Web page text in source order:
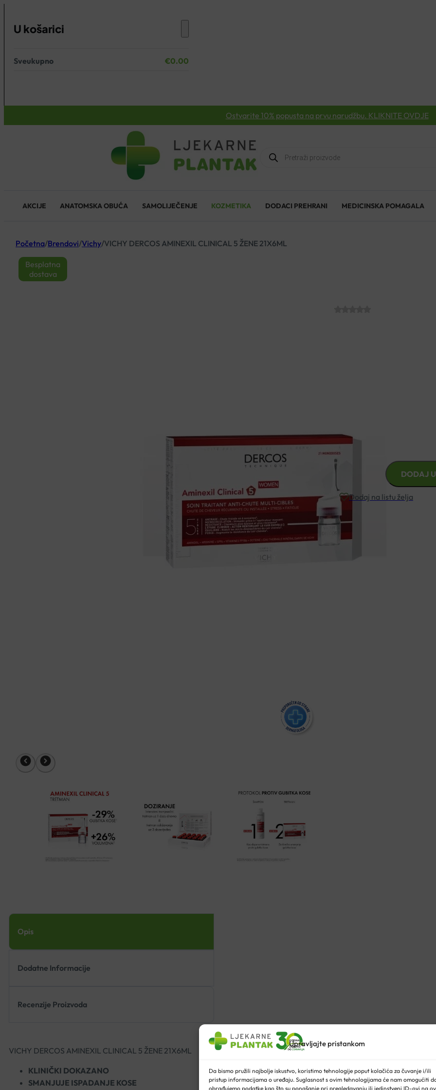
Upravljajte pristankom
Da bismo pružili najbolje iskustvo, koristimo tehnologije poput kolačića za čuvanje i/ili
pristup informacijama o uređaju. Suglasnost s ovim tehnologijama će nam omogućiti
obrađujemo podatke kao što su ponašanje pri pregledavanju ili jedinstveni ID-ovi na
U košarici
Nema proizvoda u košarici.
Sveukupno €0.00
Ostvarite 10% popusta na prvu narudžbu. KLIKNITE OVDJE
Products
search
AKCIJE ANATOMSKA OBUĆA SAMOLIJEČENJE KOZMETIKA DODACI PREHRANI MEDICINSKA POMAGALA
Početna/Brendovi/Vichy/VICHY DERCOS AMINEXIL CLINICAL 5 ŽENE 21X6ML
Besplatna
dostava
Njega protiv ispadanja
VICHY
AMINEXIL
CLINICAL
5
ŽENE
DODAJ
Dodaj na listu želja
Opis
Dodatne Informacije
Recenzije Proizvoda
VICHY DERCOS AMINEXIL CLINICAL 5 ŽENE 21X6ML
KLINIČKI DOKAZANO
SMANJUJE ISPADANJE KOSE